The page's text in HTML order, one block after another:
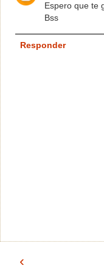
Espero que te
Bss
Responder
‹